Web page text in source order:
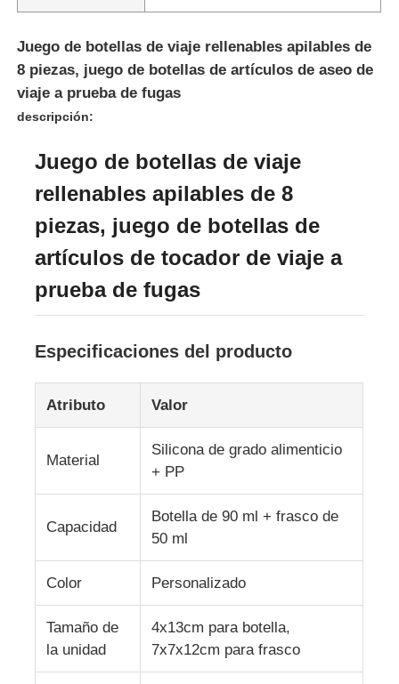
En casa
Recorrido por la fábrica
Contáctenos
Casos de trabajo
Juego de botellas de viaje rellenables apilables de
8 piezas, juego de botellas de artículos de aseo de
viaje a prueba de fugas
descripción:
Juego de botellas de viaje
rellenables apilables de 8
piezas, juego de botellas de
artículos de tocador de viaje a
prueba de fugas
Especificaciones del producto
Atributo Valor
Material
Silicona de grado alimenticio
+ PP
Capacidad
Botella de 90 ml + frasco de
50 ml
Color Personalizado
Tamaño de
la unidad
4x13cm para botella,
7x7x12cm para frasco